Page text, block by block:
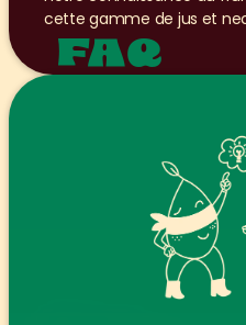
cette gamme de jus et
FAQ